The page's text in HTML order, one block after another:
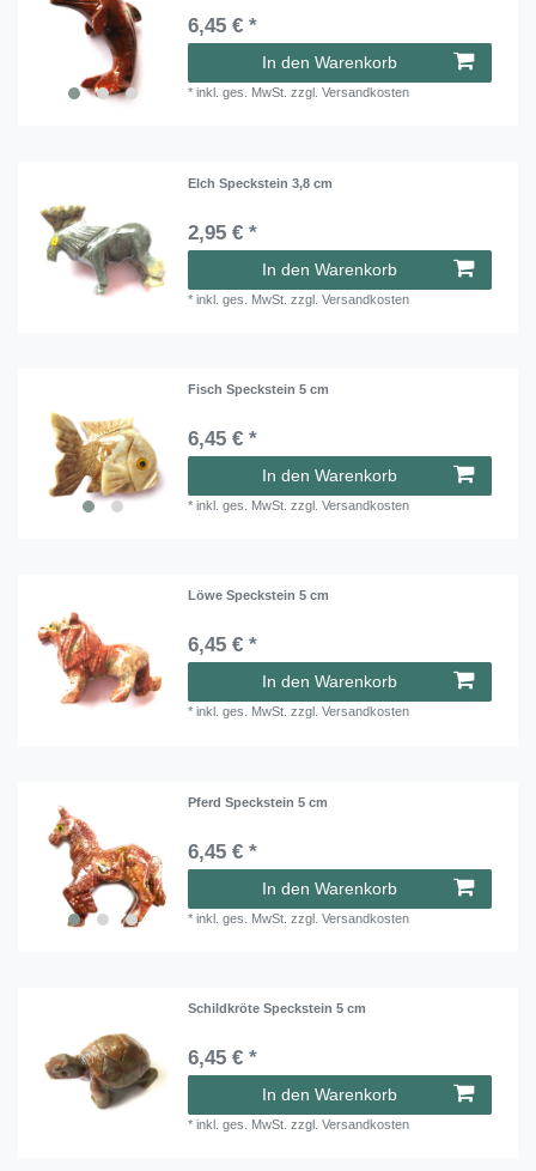
6,45 € *
In den Warenkorb
*inkl. ges. MwSt. zzgl.Versandkosten
Elch Speckstein 3,8 cm
2,95 € *
In den Warenkorb
*inkl. ges. MwSt. zzgl.Versandkosten
Fisch Speckstein 5 cm
6,45 € *
In den Warenkorb
*inkl. ges. MwSt. zzgl.Versandkosten
Löwe Speckstein 5 cm
6,45 € *
In den Warenkorb
*inkl. ges. MwSt. zzgl.Versandkosten
Pferd Speckstein 5 cm
6,45 € *
In den Warenkorb
*inkl. ges. MwSt. zzgl.Versandkosten
Schildkröte Speckstein 5 cm
6,45 € *
In den Warenkorb
*inkl. ges. MwSt. zzgl.Versandkosten